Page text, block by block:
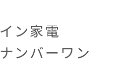
ン家電
ンバーワン